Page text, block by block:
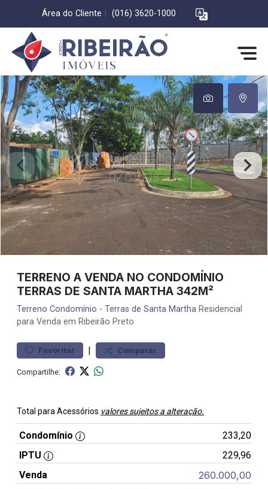
Área do Cliente (016) 3620-1000
TERRENO A VENDA NO CONDOMÍNIO
TERRAS DE SANTA MARTHA 342M²
Terreno Condomínio - Terras de Santa Martha Residencial
para Venda em Ribeirão Preto
Favoritar | Comparar
Compartilhe:
Total para Acessórios valores sujeitos a alteração.
Condomínio
233,20
IPTU
229,96
Venda
260.000,00